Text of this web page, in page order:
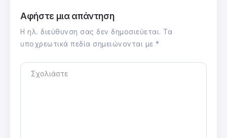
Αφήστε μια απάντηση
Η ηλ. διεύθυνση σας δεν δημοσιεύεται. Τα
υποχρεωτικά πεδία σημειώνονται με *